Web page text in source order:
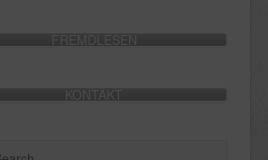
FREMDLESEN
KONTAKT